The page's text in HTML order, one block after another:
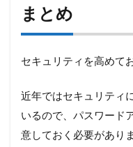
まとめ
セキュリティを高めて
近年ではセキュリティ
いるので、パスワード
意しておく必要がありま